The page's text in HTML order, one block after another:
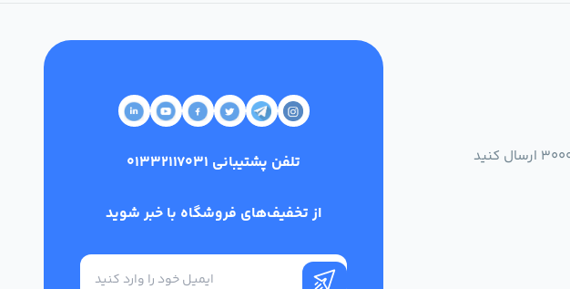
تلفن پشتیبانی 01332117031
از تخفیف‌های فروشگاه با خبر شوید